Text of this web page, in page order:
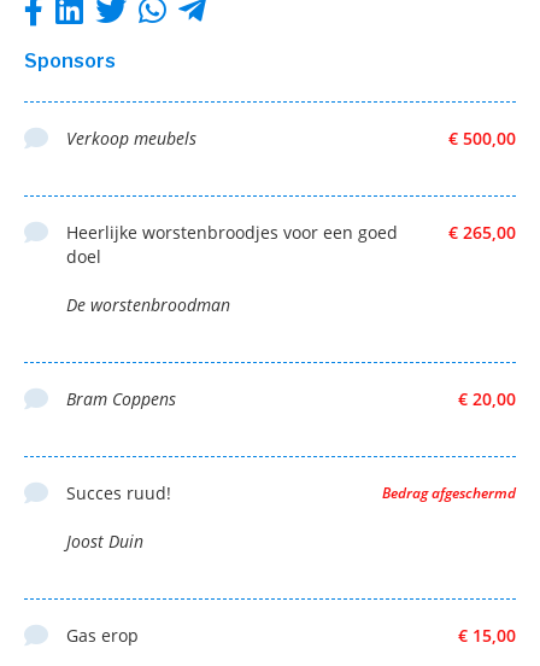
Sponsors
€ 500,00
Verkoop meubels
€ 265,00
Heerlijke worstenbroodjes voor een goed
doel
De worstenbroodman
€ 20,00
Bram Coppens
Bedrag afgeschermd
Succes ruud!
Joost Duin
€ 15,00
Gas erop